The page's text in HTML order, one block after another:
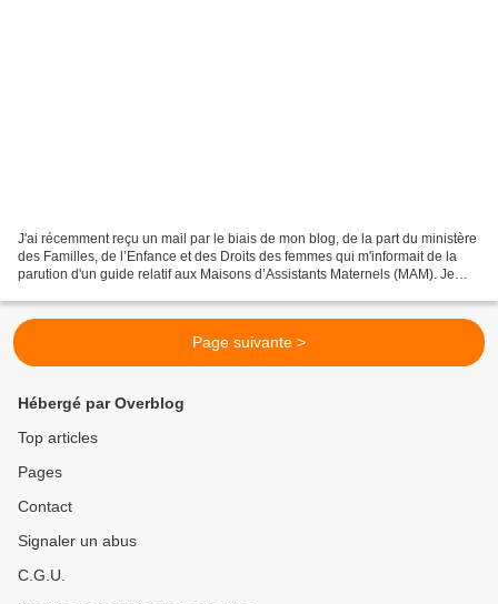
J'ai récemment reçu un mail par le biais de mon blog, de la part du ministère
des Familles, de l’Enfance et des Droits des femmes qui m'informait de la
parution d'un guide relatif aux Maisons d’Assistants Maternels (MAM). Je
Page suivante >
Hébergé par Overblog
Top articles
Pages
Contact
Signaler un abus
C.G.U.